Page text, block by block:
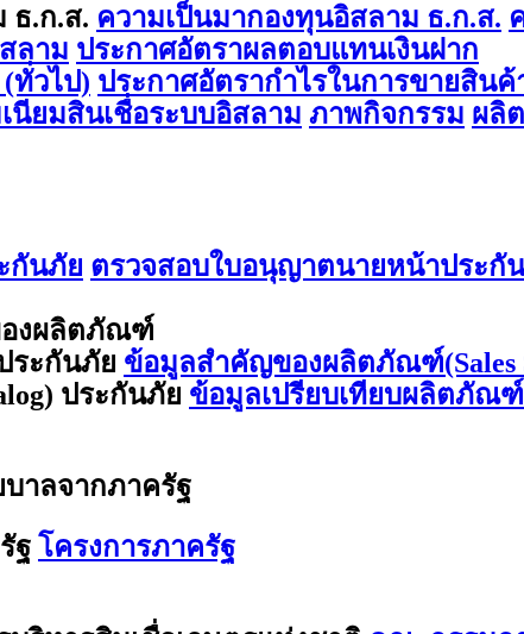
ธ.ก.ส. ความเป็นมากองทุนอิสลาม ธ.ก.ส.
ลาม ประกาศอัตราผลตอบแทนเงินฝาก
ทั่วไป) ประกาศอัตรากำไรในการขายสินค้
นียมสินเชื่อระบบอิสลาม ภาพกิจกรรม ผลิ
กันภัย ตรวจสอบใบอนุญาตนายหน้าประกั
งผลิตภัณฑ์
ประกันภัย ข้อมูลสำคัญของผลิตภัณฑ์(Sales
ประกันภัย ข้อมูลเปรียบเทียบผลิตภัณฑ์
าลจากภาครัฐ
ฐ โครงการภาครัฐ